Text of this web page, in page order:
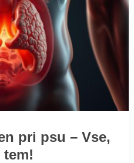
pri psu – Vse,
tem!